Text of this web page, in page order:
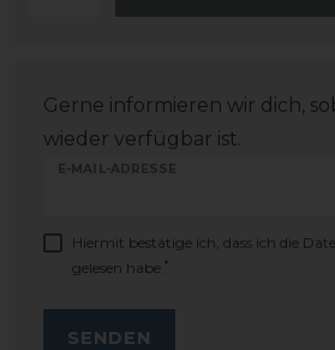
Gerne informieren wir dich,
wieder verfügbar ist.
E-MAIL-ADRESSE
Hiermit bestätige ich, dass ich die
gelesen habe. *
SENDEN